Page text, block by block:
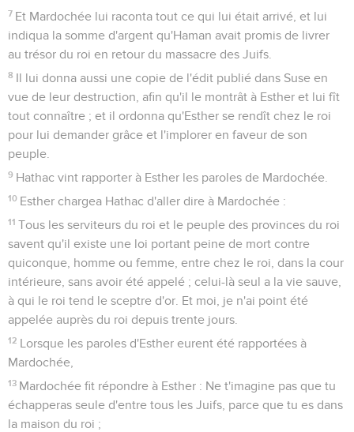
7 Et Mardochée lui raconta tout ce qui lui était arrivé, et lui
indiqua la somme d'argent qu'Haman avait promis de livrer
au trésor du roi en retour du massacre des Juifs.
8 Il lui donna aussi une copie de l'édit publié dans Suse en
vue de leur destruction, afin qu'il le montrât à Esther et lui fît
tout connaître ; et il ordonna qu'Esther se rendît chez le roi
pour lui demander grâce et l'implorer en faveur de son
peuple.
9 Hathac vint rapporter à Esther les paroles de Mardochée.
10 Esther chargea Hathac d'aller dire à Mardochée :
11 Tous les serviteurs du roi et le peuple des provinces du roi
savent qu'il existe une loi portant peine de mort contre
quiconque, homme ou femme, entre chez le roi, dans la cour
intérieure, sans avoir été appelé ; celui-là seul a la vie sauve,
à qui le roi tend le sceptre d'or. Et moi, je n'ai point été
appelée auprès du roi depuis trente jours.
12 Lorsque les paroles d'Esther eurent été rapportées à
Mardochée,
13 Mardochée fit répondre à Esther : Ne t'imagine pas que tu
échapperas seule d'entre tous les Juifs, parce que tu es dans
la maison du roi ;